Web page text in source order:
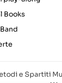
Books
e Spartiti